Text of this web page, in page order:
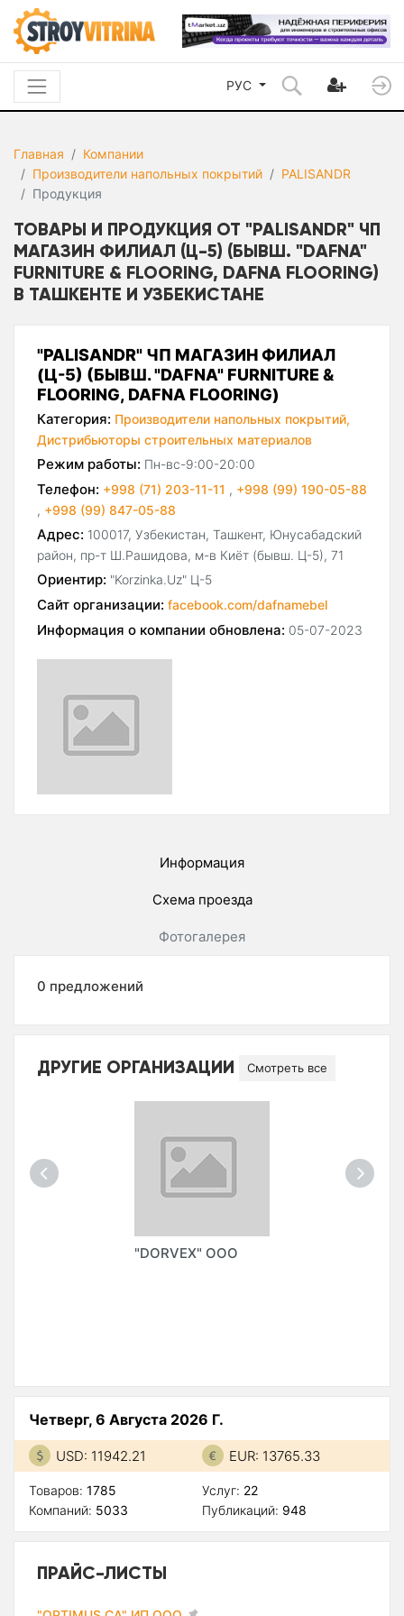
РУС
Главная
Компании
Производители напольных покрытий
PALISANDR
Продукция
ТОВАРЫ И ПРОДУКЦИЯ ОТ "PALISANDR" ЧП
МАГАЗИН ФИЛИАЛ (Ц-5) (БЫВШ. "DAFNA"
FURNITURE & FLOORING, DAFNA FLOORING)
В ТАШКЕНТЕ И УЗБЕКИСТАНЕ
"PALISANDR" ЧП МАГАЗИН ФИЛИАЛ
(Ц-5) (БЫВШ. "DAFNA" FURNITURE &
FLOORING, DAFNA FLOORING)
Категория: Производители напольных покрытий,
Дистрибьюторы строительных материалов
Режим работы: Пн-вс-9:00-20:00
Телефон: +998 (71) 203-11-11 , +998 (99) 190-05-88
, +998 (99) 847-05-88
Адрес: 100017, Узбекистан, Ташкент, Юнусабадский
район, пр-т Ш.Рашидова, м-в Киёт (бывш. Ц-5), 71
Ориентир: "Korzinka.Uz" Ц-5
Сайт организации: facebook.com/dafnamebel
Информация о компании обновлена: 05-07-2023
Информация
Схема проезда
Фотогалерея
0 предложений
ДРУГИЕ ОРГАНИЗАЦИИ Смотреть все
"DORVEX" ООО
Четверг, 6 Августа 2026 Г.
USD: 11942.21 EUR: 13765.33
Товаров: 1785
Компаний: 5033
Услуг: 22
Публикаций: 948
ПРАЙС-ЛИСТЫ